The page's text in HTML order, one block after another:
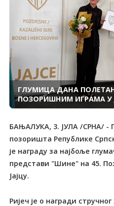
ГЛУМИЦА ДАНА
ПОЗОРИШНИМ ИГРАМА У
БАЊАЛУКА, 3. ЈУЛА /СРНА/ -
позоришта Републике
је награду за најбоље
представи "Шине" на 45.
Јајцу.
Ријеч је о награди